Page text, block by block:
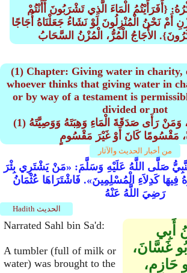
{أَفَرَأَيْتُمُ الْمَاءَ الَّذِي تَشْرَبُونَ أَأَنْتُمْ
أَمْ نَحْنُ الْمُنْزِلُونَ لَوْ نَشَاءُ جَعَلْنَاهُ أُجَاجًا
(1) Chapter: Giving water in charity,
whoever thinks that giving water in
or by way of a testament is
divided or not
(1) بَابٌ في الشُّرْبِ، وَمَنْ رَأَى صَدَقَةَ الْمَاءِ وَهِبَتَهُ وَوَصِيَّتَهُ
مَقْسُومًا كَانَ أَوْ غَيْرَ مَقْسُومٍ
من أخبار الحديث والآثار
صَلَّى اللَّهُ عَلَيْهِ وَسَلَّمَ: «مَنْ يَشْتَرِي بِئْرَ
فِيهَا كَدِلاَءِ الْمُسْلِمِينَ». فَاشْتَرَاهَا عُثْمَانُ
رَضِيَ اللَّهُ عَنْهُ
Hadith الحديث
Narrated Sahl bin Sa'd:
A tumbler (full of milk or
water) was brought to the
أَبِي
غَسَّانَ،
حَازِمٍ،